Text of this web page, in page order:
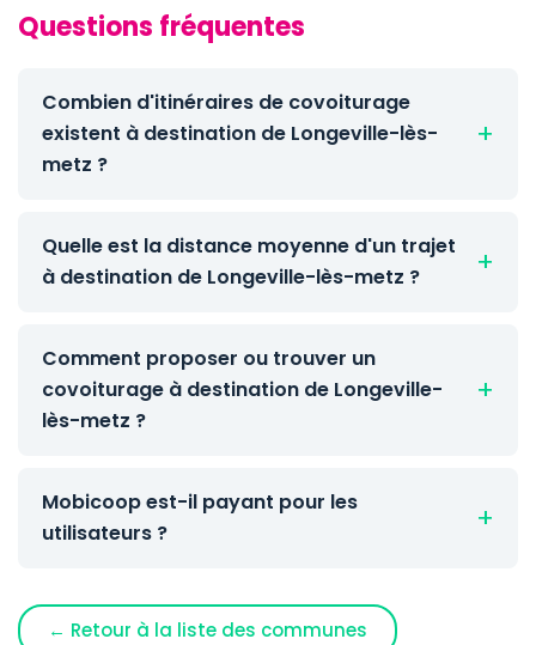
Questions fréquentes
Combien d'itinéraires de covoiturage
existent à destination de Longeville-lès-
metz ?
Quelle est la distance moyenne d'un trajet
à destination de Longeville-lès-metz ?
Comment proposer ou trouver un
covoiturage à destination de Longeville-
lès-metz ?
Mobicoop est-il payant pour les
utilisateurs ?
← Retour à la liste des communes